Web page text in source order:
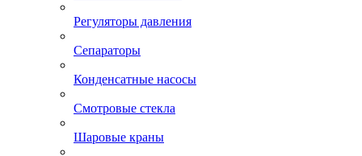
Регуляторы давления
Сепараторы
Конденсатные насосы
Смотровые стекла
Шаровые краны